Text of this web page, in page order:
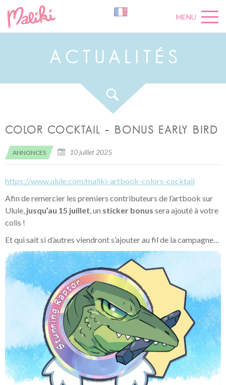
MENU
A C U A L É S
COLOR COCKTAIL – BONUS EARLY BIRD
ANNONCES 10 juillet 2025
https://www.ulule.com/maliki-artbook-colors-cocktail
Afin de remercier les premiers contributeurs de l’artbook sur
Ulule, jusqu’au 15 juillet, un sticker bonus sera ajouté à votre
colis !
Et qui sait si d’autres viendront s’ajouter au fil de la campagne…